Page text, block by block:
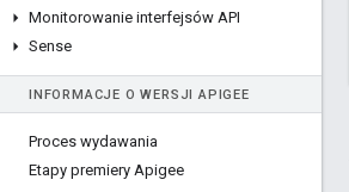
Monitorowanie interfejsów API
Sense
INFORMACJE O WERSJI APIGEE
Proces wydawania
Etapy premiery Apigee